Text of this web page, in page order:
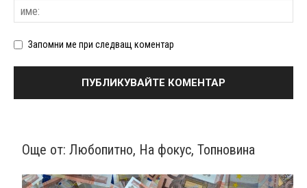
Запомни ме при следващ коментар
Още от: Любопитно, На фокус, Топновина